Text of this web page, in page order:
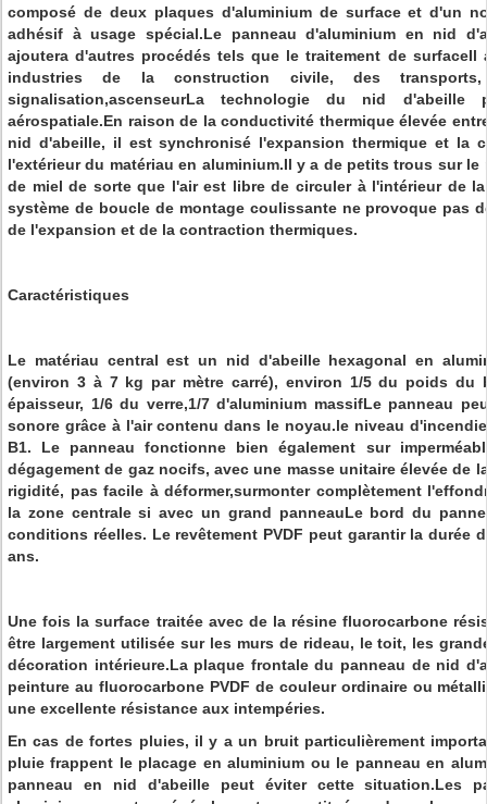
composé de deux plaques d'aluminium de surface et d'un
adhésif à usage spécial.Le panneau d'aluminium en nid
ajoutera d'autres procédés tels que le traitement de surfaceIl
industries de la construction civile, des
signalisation,ascenseurLa technologie du nid
aérospatiale.En raison de la conductivité thermique élevée
nid d'abeille, il est synchronisé l'expansion thermique et la
l'extérieur du matériau en aluminium.Il y a de petits trous sur
de miel de sorte que l'air est libre de circuler à l'intérieur de
système de boucle de montage coulissante ne provoque pas
de l'expansion et de la contraction thermiques.
Caractéristiques
Le matériau central est un nid d'abeille hexagonal en
(environ 3 à 7 kg par mètre carré), environ 1/5 du poids du
épaisseur, 1/6 du verre,1/7 d'aluminium massifLe panneau
sonore grâce à l'air contenu dans le noyau.le niveau
B1. Le panneau fonctionne bien également sur
dégagement de gaz nocifs, avec une masse unitaire élevée de
rigidité, pas facile à déformer,surmonter complètement
la zone centrale si avec un grand panneauLe bord du
conditions réelles. Le revêtement PVDF peut garantir la durée
ans.
Une fois la surface traitée avec de la résine fluorocarbone
être largement utilisée sur les murs de rideau, le toit, les
décoration intérieure.La plaque frontale du panneau de nid
peinture au fluorocarbone PVDF de couleur ordinaire ou
une excellente résistance aux intempéries.
En cas de fortes pluies, il y a un bruit particulièrement
pluie frappent le placage en aluminium ou le panneau en
panneau en nid d'abeille peut éviter cette situation.Les